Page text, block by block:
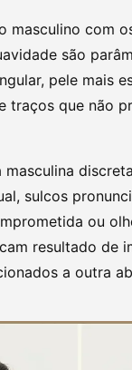
masculino com
são
pele mais
traços que não
sulcos
ou
resultado de
a outra